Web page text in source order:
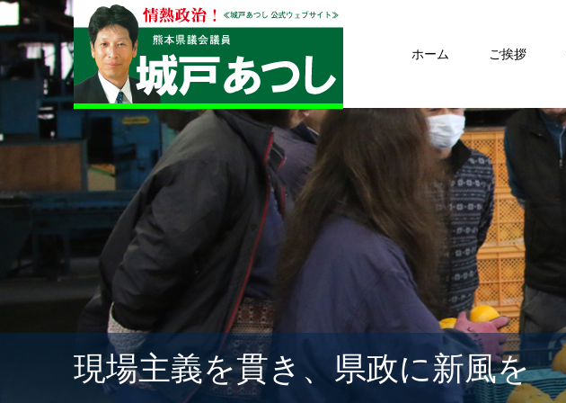
ホーム ご挨拶
現場主義を貫き、県政に新風を